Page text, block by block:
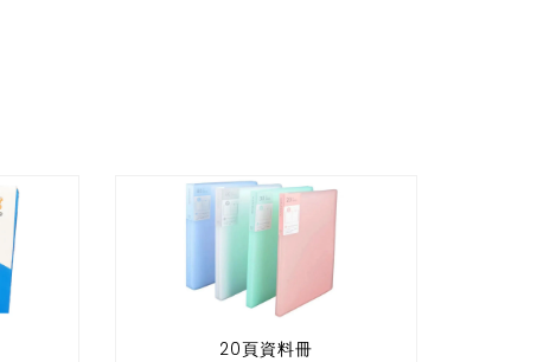
20頁資料冊